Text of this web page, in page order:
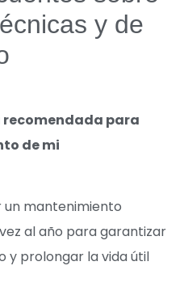
y de
recomendada para
de mi
un mantenimiento
al año para garantizar
y prolongar la vida útil